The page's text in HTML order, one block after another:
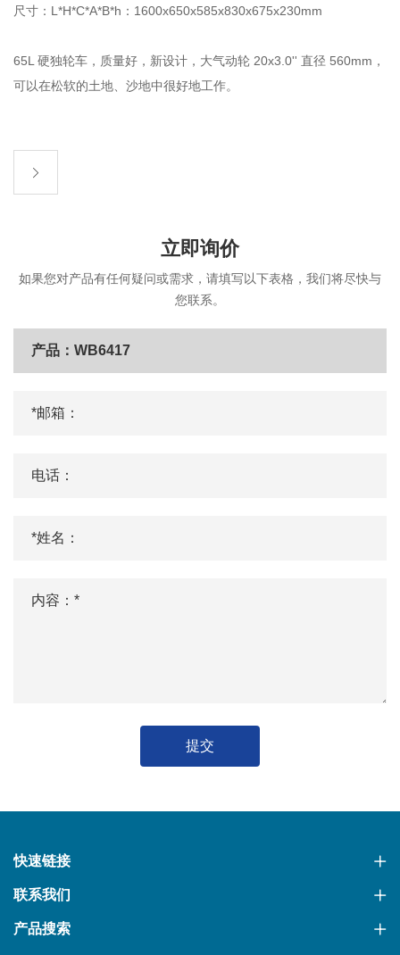
尺寸：L*H*C*A*B*h：1600x650x585x830x675x230mm
65L 硬独轮车，质量好，新设计，大气动轮 20x3.0'' 直径 560mm，
可以在松软的土地、沙地中很好地工作。
立即询价
如果您对产品有任何疑问或需求，请填写以下表格，我们将尽快与
您联系。
提交
快速链接
联系我们
产品搜索